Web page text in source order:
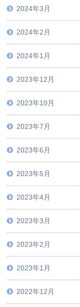
2024年3月
2024年2月
2024年1月
2023年12月
2023年10月
2023年7月
2023年6月
2023年5月
2023年4月
2023年3月
2023年2月
2023年1月
2022年12月